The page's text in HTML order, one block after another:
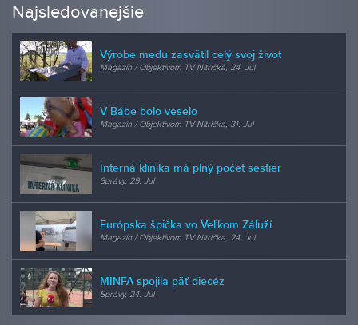
Najsledovanejšie
Výrobe medu zasvätil celý svoj život
Magazín / Objektívom TV Nitrička, 24. Jul
V Bábe bolo veselo
Magazín / Objektívom TV Nitrička, 31. Jul
Interná klinika má plný počet sestier
Správy, 29. Jul
Európska špička vo Veľkom Záluží
Magazín / Objektívom TV Nitrička, 24. Jul
MINFA spojila päť diecéz
Správy, 24. Jul